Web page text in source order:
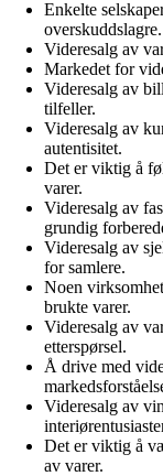
Enkelte
overskuddslagre.
Videresalg av
Markedet for
Videresalg av
tilfeller.
Videresalg av
autentisitet.
Det er viktig å
varer.
Videresalg av
grundig
Videresalg av
for samlere.
Noen
brukte varer.
Videresalg av
etterspørsel.
Å drive med
Videresalg av
Det er viktig å
av varer.